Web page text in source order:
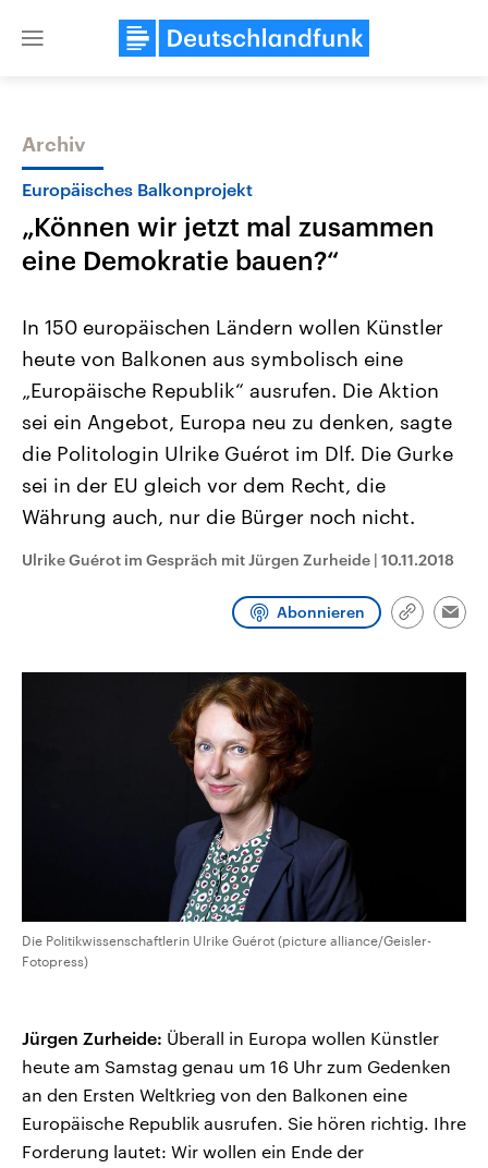
Close
Themen
USA
Aktuelle Beiträge, Analysen und
Hintergründe
Wirtschaftlich und militärisch
gehören die Vereinigten Staaten zu
den mächtigsten Ländern der Erde,
mit großem Einfluss auf das
aktuelle Weltgeschehen.
Nahostkonflikt
Aktuelle Lage und
Der Überfall der
Terrororganisation Hamas
Oktober 2023 auf Israel
Region wieder die Gewalt
Israel möchte die Hamas
Libanon vom Iran
Sendungen Programm Podcasts
Archiv
Europäisches Balkonprojekt
„Können wir jetzt mal zusammen
eine Demokratie bauen?“
In 150 europäischen Ländern wollen Künstler
heute von Balkonen aus symbolisch eine
„Europäische Republik“ ausrufen. Die Aktion
sei ein Angebot, Europa neu zu denken, sagte
die Politologin Ulrike Guérot im Dlf. Die Gurke
sei in der EU gleich vor dem Recht, die
Währung auch, nur die Bürger noch nicht.
Ulrike Guérot im Gespräch mit Jürgen Zurheide | 10.11.2018
Abonnieren
Link
Die Politikwissenschaftlerin Ulrike Guérot (picture alliance/Geisler-
Fotopress)
Jürgen Zurheide: Überall in Europa wollen Künstler
heute am Samstag genau um 16 Uhr zum Gedenken
an den Ersten Weltkrieg von den Balkonen eine
Europäische Republik ausrufen. Sie hören richtig. Ihre
Forderung lautet: Wir wollen ein Ende der